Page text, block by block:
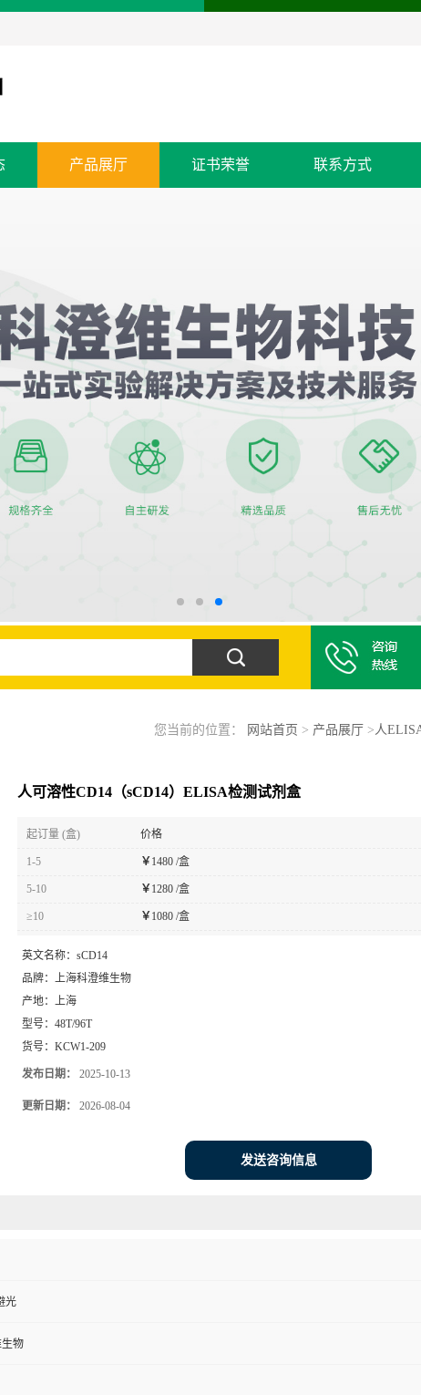
产品展厅 证书荣誉 联系方式
您当前的位置： 网站首页 > 产品展厅 >人
人可溶性CD14（sCD14）ELISA检测试剂盒
起订量 (盒) 价格
1-5 ￥ 1480 /盒
5-10 ￥ 1280 /盒
≥10 ￥ 1080 /盒
英文名称： sCD14
品牌： 上海科澄维生物
产地： 上海
型号： 48T/96T
货号： KCW1-209
发布日期： 2025-10-13
更新日期： 2026-08-04
发送咨询信息
光
物